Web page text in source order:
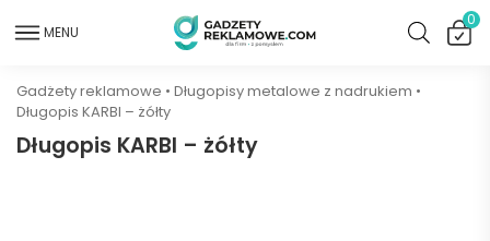
MENU
0
Gadżety reklamowe • Długopisy metalowe z nadrukiem •
Długopis KARBI – żółty
Długopis KARBI – żółty